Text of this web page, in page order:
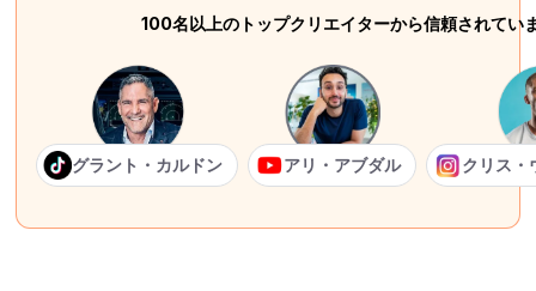
100名以上のトップクリエイターから信頼されてい
グラント・カルドン アリ・アブダル クリス・